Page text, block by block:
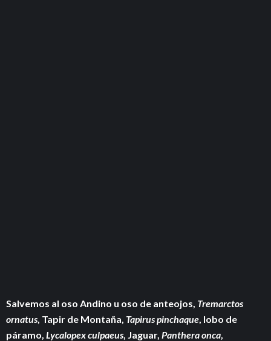
Salvemos al oso Andino u oso de anteojos, Tremarctos
ornatus, Tapir de Montaña, Tapirus pinchaque, lobo de
páramo, Lycalopex culpaeus, Jaguar, Panthera onca,